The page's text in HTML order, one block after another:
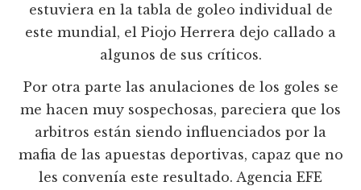
estuviera en la tabla de goleo individual de
este mundial, el Piojo Herrera dejo callado a
algunos de sus críticos.
Por otra parte las anulaciones de los goles se
me hacen muy sospechosas, pareciera que los
arbitros están siendo influenciados por la
mafia de las apuestas deportivas, capaz que no
les convenía este resultado. Agencia EFE